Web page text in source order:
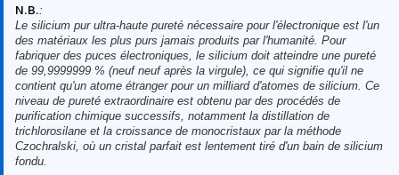
N.B.:
Le silicium pur ultra-haute pureté nécessaire pour l'électronique est l'un
des matériaux les plus purs jamais produits par l'humanité. Pour
fabriquer des puces électroniques, le silicium doit atteindre une pureté
de 99,9999999 % (neuf neuf après la virgule), ce qui signifie qu'il ne
contient qu'un atome étranger pour un milliard d'atomes de silicium. Ce
niveau de pureté extraordinaire est obtenu par des procédés de
purification chimique successifs, notamment la distillation de
trichlorosilane et la croissance de monocristaux par la méthode
Czochralski, où un cristal parfait est lentement tiré d'un bain de silicium
fondu.